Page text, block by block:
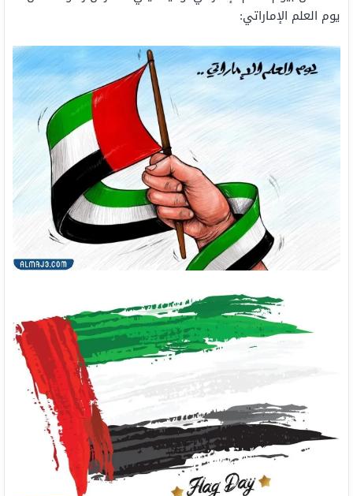
يوم العلم الإماراتي: